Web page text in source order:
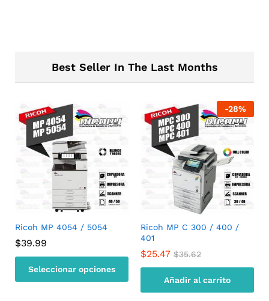
Best Seller In The Last Months
Ricoh MP 4054 / 5054
$39.99
Seleccionar opciones
-28%
Ricoh MP C 300 / 400 /
401
$25.47 $35.62
Añadir al carrito